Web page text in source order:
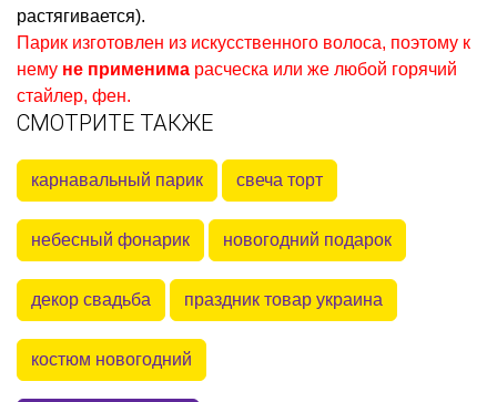
растягивается).
Парик изготовлен из искусственного волоса, поэтому к
нему не применима расческа или же любой горячий
стайлер, фен.
СМОТРИТЕ ТАКЖЕ
карнавальный парик свеча торт
небесный фонарик новогодний подарок
декор свадьба праздник товар украина
костюм новогодний